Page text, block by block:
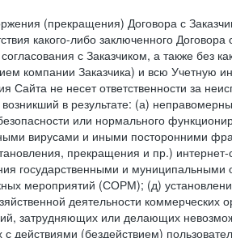
(прекращения) Договора с
какого-либо заключенного
с Заказчиком, а также без
компании Заказчика) и всю Учетную
Сайта не несет ответственности за
в результате: (а)
или нормального
вирусами и иными посторонними
прекращения и пр.)
государственными и
мероприятий (СОРМ); (д)
деятельности коммерческих
затрудняющих или делающих
с действиями (бездействием)